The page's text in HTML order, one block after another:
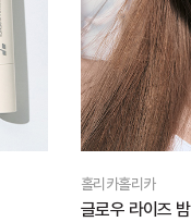
홀리카홀리카
글로우 라이즈